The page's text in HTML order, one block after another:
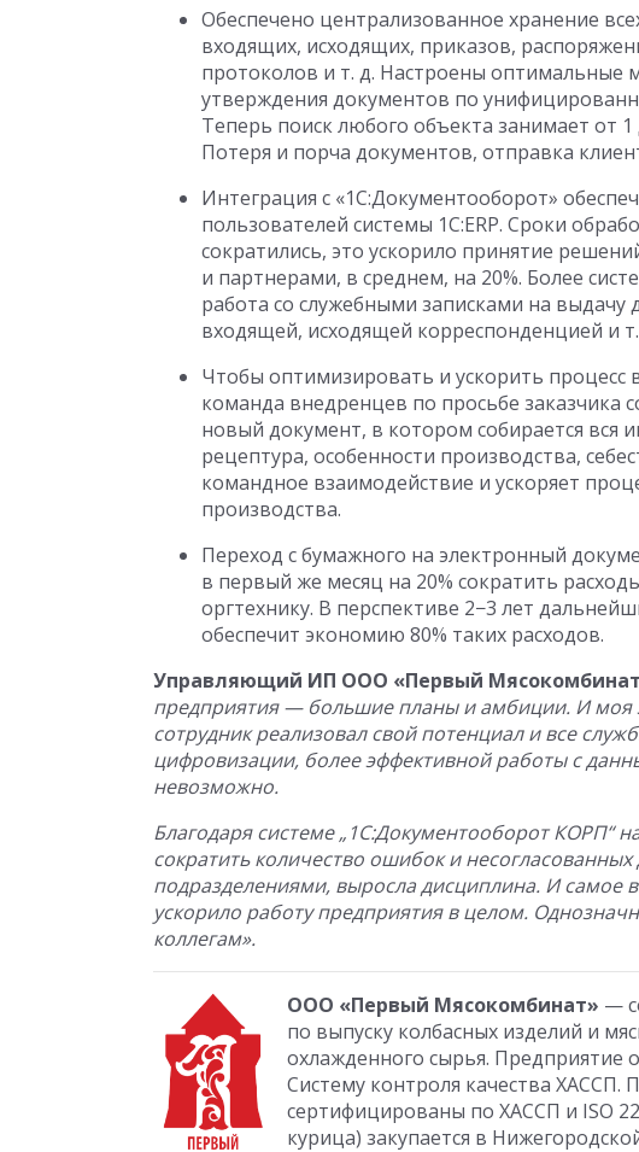
Обеспечено централизованное хранение
входящих, исходящих, приказов,
протоколов и т. д. Настроены оптимальные
утверждения документов по
Теперь поиск любого объекта занимает от
Потеря и порча документов, отправка
Интеграция с «1С:Документооборот»
пользователей системы 1С:ERP. Сроки
сократились, это ускорило принятие
и партнерами, в среднем, на 20%. Более
работа со служебными записками на
входящей, исходящей корреспонденцией и
Чтобы оптимизировать и ускорить
команда внедренцев по просьбе заказчика
новый документ, в котором собирается вся
рецептура, особенности производства,
командное взаимодействие и ускоряет
производства.
Переход с бумажного на электронный
в первый же месяц на 20% сократить
оргтехнику. В перспективе 2−3 лет
обеспечит экономию 80% таких расходов.
Управляющий ИП ООО «Первый
предприятия — большие планы и амбиции. И моя
сотрудник реализовал свой потенциал и все
цифровизации, более эффективной работы с
невозможно.
Благодаря системе „1С:Документооборот КОРП“
сократить количество ошибок и
подразделениями, выросла дисциплина. И самое
ускорило работу предприятия в целом.
коллегам».
ООО «Первый Мясокомбинат» —
по выпуску колбасных изделий и
охлажденного сырья. Предприятие
Систему контроля качества ХАССП.
сертифицированы по ХАССП и ISO
курица) закупается в